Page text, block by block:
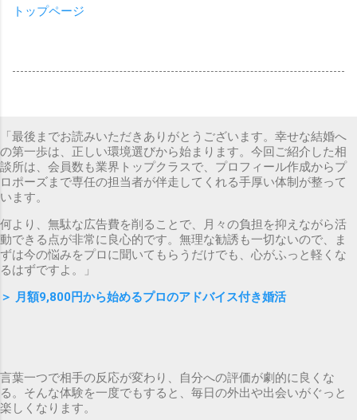
トップページ
「最後までお読みいただきありがとうございます。幸せな結婚へ
の第一歩は、正しい環境選びから始まります。今回ご紹介した相
談所は、会員数も業界トップクラスで、プロフィール作成からプ
ロポーズまで専任の担当者が伴走してくれる手厚い体制が整って
います。
何より、無駄な広告費を削ることで、月々の負担を抑えながら活
動できる点が非常に良心的です。無理な勧誘も一切ないので、ま
ずは今の悩みをプロに聞いてもらうだけでも、心がふっと軽くな
るはずですよ。」
＞ 月額9,800円から始めるプロのアドバイス付き婚活
言葉一つで相手の反応が変わり、自分への評価が劇的に良くな
る。そんな体験を一度でもすると、毎日の外出や出会いがぐっと
楽しくなります。